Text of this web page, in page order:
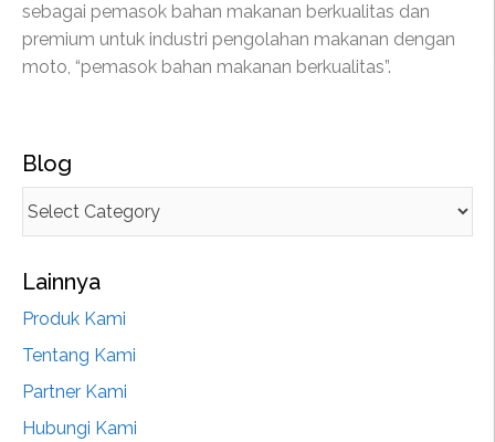
sebagai pemasok bahan makanan berkualitas dan
premium untuk industri pengolahan makanan dengan
moto, “pemasok bahan makanan berkualitas”.
Blog
Lainnya
Produk Kami
Tentang Kami
Partner Kami
Hubungi Kami